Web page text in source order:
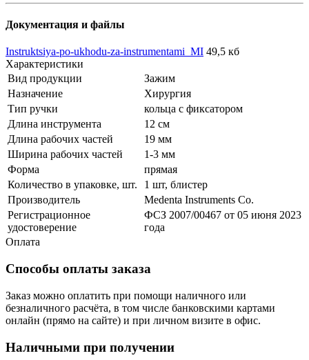
Документация и файлы
Instruktsiya-po-ukhodu-za-instrumentami_MI 49,5 кб
Характеристики
Вид продукции
Зажим
Назначение
Хирургия
Тип ручки
кольца с фиксатором
Длина инструмента
12 см
Длина рабочих частей
19 мм
Ширина рабочих частей
1-3 мм
Форма
прямая
Количество в упаковке, шт.
1 шт, блистер
Производитель
Medenta Instruments Co.
Регистрационное
удостоверение
ФСЗ 2007/00467 от 05 июня 2023
года
Оплата
Способы оплаты заказа
Заказ можно оплатить при помощи наличного или
безналичного расчёта, в том числе банковскими картами
онлайн (прямо на сайте) и при личном визите в офис.
Наличными при получении